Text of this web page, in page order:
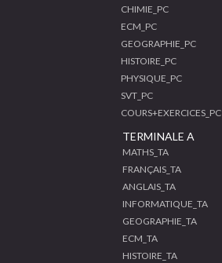
CHIMIE_PC
ECM_PC
GEOGRAPHIE_PC
HISTOIRE_PC
PHYSIQUE_PC
SVT_PC
COURS+EXERCICES_PC
TERMINALE A
MATHS_TA
FRANÇAIS_TA
ANGLAIS_TA
INFORMATIQUE_TA
GEOGRAPHIE_TA
ECM_TA
HISTOIRE_TA